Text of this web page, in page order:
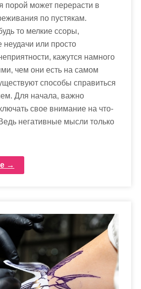
порой может перерасти в
по пустякам.
то мелкие ссоры,
неудачи или просто
кажутся намного
чем они есть на самом
способы справиться
Для начала, важно
свое внимание на что-
негативные мысли только
→